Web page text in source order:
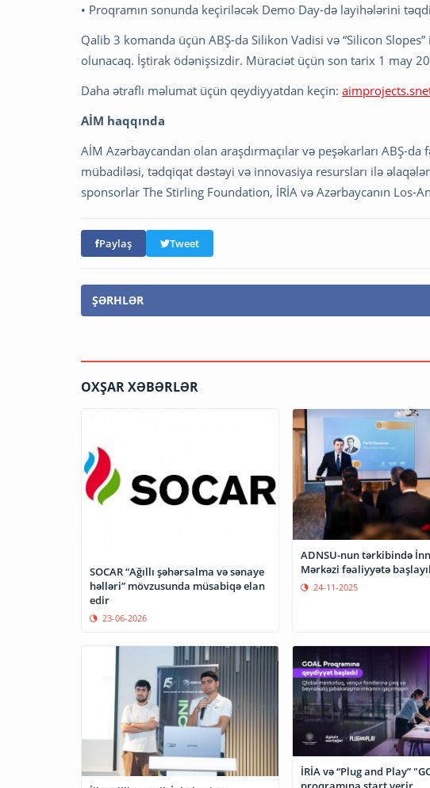
• Proqramın sonunda keçiriləcək Demo Day-də layihələrini
Qalib 3 komanda üçün ABŞ-da Silikon Vadisi və “Silicon
olunacaq. İştirak ödənişsizdir. Müraciət üçün son tarix 1 may
Daha ətraflı məlumat üçün qeydiyyatdan keçin:
AİM haqqında
AİM Azərbaycandan olan araşdırmaçılar və peşəkarları ABŞ-
mübadiləsi, tədqiqat dəstəyi və innovasiya resursları ilə
sponsorlar The Stirling Foundation, İRİA və Azərbaycanın Los-
Paylaş Tweet
ŞƏRHLƏR
OXŞAR XƏBƏRLƏR
SOCAR “Ağıllı şəhərsalma və sənaye
həlləri” mövzusunda müsabiqə elan
edir
23-06-2026
ADNSU-nun tərkibində
Mərkəzi fəaliyyətə
24-11-2025
İRİA və “Plug and Play”